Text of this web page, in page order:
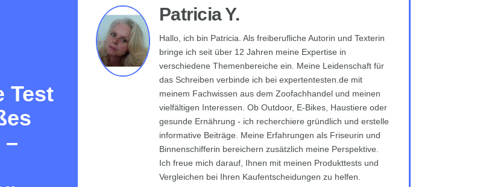
Test
Patricia Y.
Hallo, ich bin Patricia. Als freiberufliche Autorin und Texterin
bringe ich seit über 12 Jahren meine Expertise in
verschiedene Themenbereiche ein. Meine Leidenschaft für
das Schreiben verbinde ich bei expertentesten.de mit
meinem Fachwissen aus dem Zoofachhandel und meinen
vielfältigen Interessen. Ob Outdoor, E-Bikes, Haustiere oder
gesunde Ernährung - ich recherchiere gründlich und erstelle
informative Beiträge. Meine Erfahrungen als Friseurin und
Binnenschifferin bereichern zusätzlich meine Perspektive.
Ich freue mich darauf, Ihnen mit meinen Produkttests und
Vergleichen bei Ihren Kaufentscheidungen zu helfen.